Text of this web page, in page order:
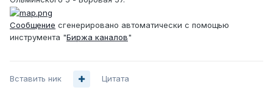
Сообщение сгенерировано автоматически с помощью
инструмента "Биржа каналов"
Вставить ник Цитата